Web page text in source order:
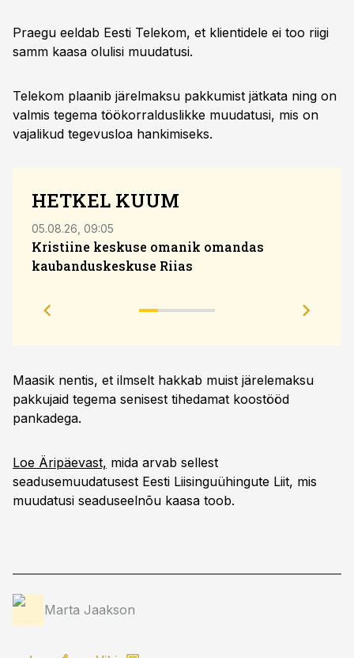
Praegu eeldab Eesti Telekom, et klientidele ei too riigi
samm kaasa olulisi muudatusi.
Telekom plaanib järelmaksu pakkumist jätkata ning on
valmis tegema töökorralduslikke muudatusi, mis on
vajalikud tegevusloa hankimiseks.
HETKEL KUUM
05.08.26, 09:05
Kristiine keskuse omanik omandas
kaubanduskeskuse Riias
Maasik nentis, et ilmselt hakkab muist järelemaksu
pakkujaid tegema senisest tihedamat koostööd
pankadega.
Loe Äripäevast, mida arvab sellest
seadusemuudatusest Eesti Liisinguühingute Liit, mis
muudatusi seaduseelnõu kaasa toob.
Marta Jaakson